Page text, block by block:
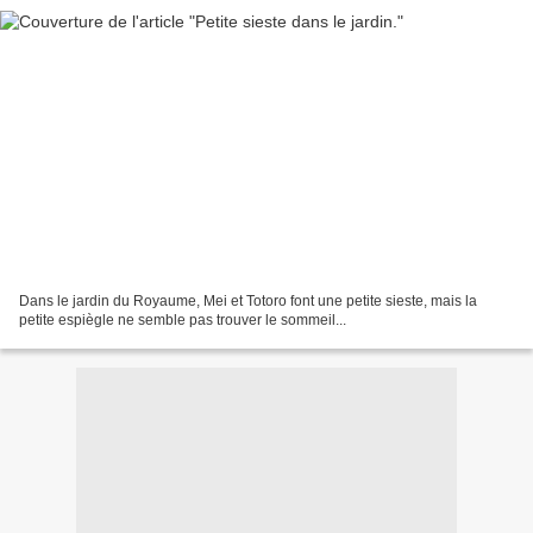
Dans le jardin du Royaume, Mei et Totoro font une petite sieste, mais la
petite espiègle ne semble pas trouver le sommeil...